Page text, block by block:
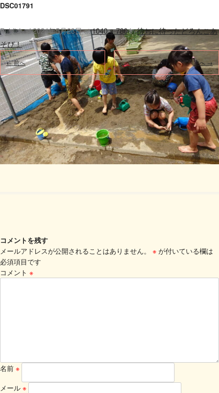
DSC01791
Published2024年5月23日at1040 × 780in待ちに待ったどろんこあ
そび！.
← 前へ 次へ →
コメントを残す
メールアドレスが公開されることはありません。
※ が付いている欄は
必須項目です
コメント ※
名前 ※
メール ※